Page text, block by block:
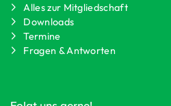
Alles zur Mitgliedschaft
Downloads
Termine
Fragen & Antworten